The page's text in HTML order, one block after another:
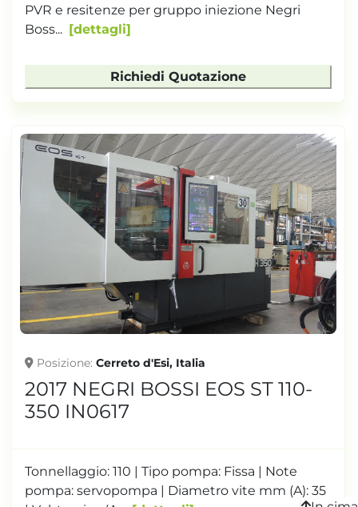
PVR e resitenze per gruppo iniezione Negri
Boss...
dettagli
Richiedi Quotazione
Posizione Cerreto d'Esi, Italia
2017 NEGRI BOSSI EOS ST 110-
350 IN0617
Tonnellaggio: 110 | Tipo pompa: Fissa | Note
pompa: servopompa | Diametro vite mm (A): 35